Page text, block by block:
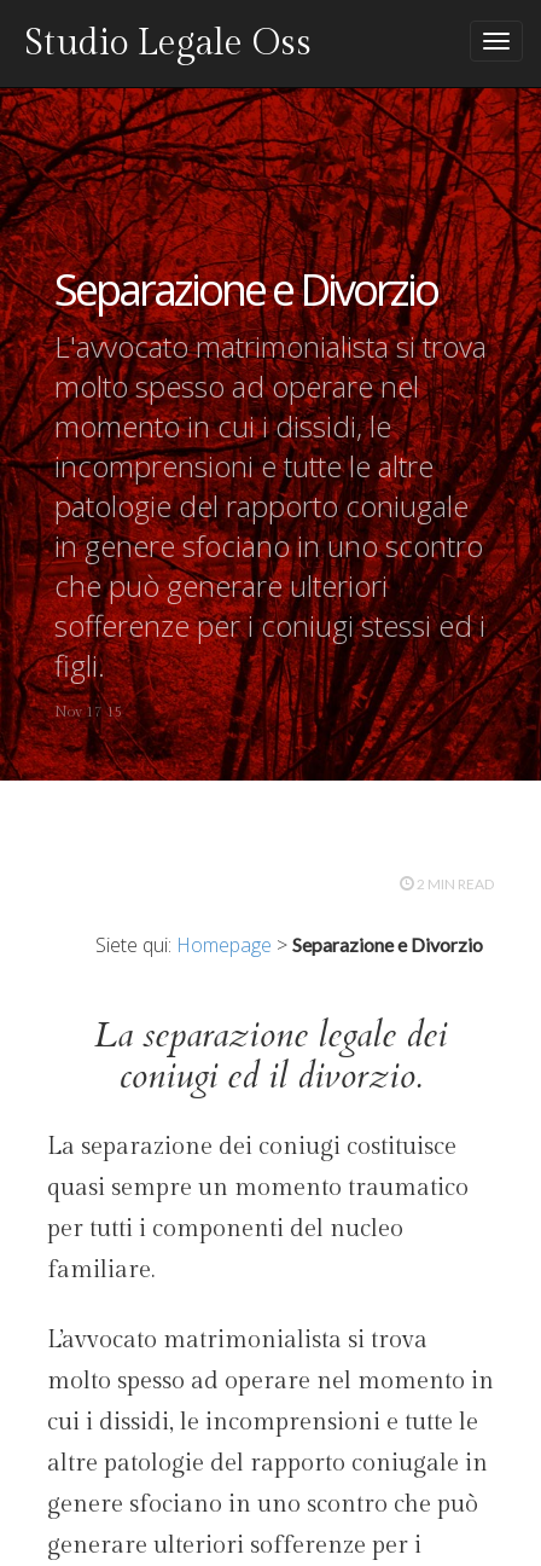
Studio Legale Oss
Separazione e Divorzio
L'avvocato matrimonialista si trova
molto spesso ad operare nel
momento in cui i dissidi, le
incomprensioni e tutte le altre
patologie del rapporto coniugale
in genere sfociano in uno scontro
che può generare ulteriori
sofferenze per i coniugi stessi ed i
figli.
Nov 17 15
2 MIN READ
Siete qui: Homepage > Separazione e Divorzio
La separazione legale dei
coniugi ed il divorzio.
La separazione dei coniugi costituisce
quasi sempre un momento traumatico
per tutti i componenti del nucleo
familiare.
L’avvocato matrimonialista si trova
molto spesso ad operare nel momento in
cui i dissidi, le incomprensioni e tutte le
altre patologie del rapporto coniugale in
genere sfociano in uno scontro che può
generare ulteriori sofferenze per i